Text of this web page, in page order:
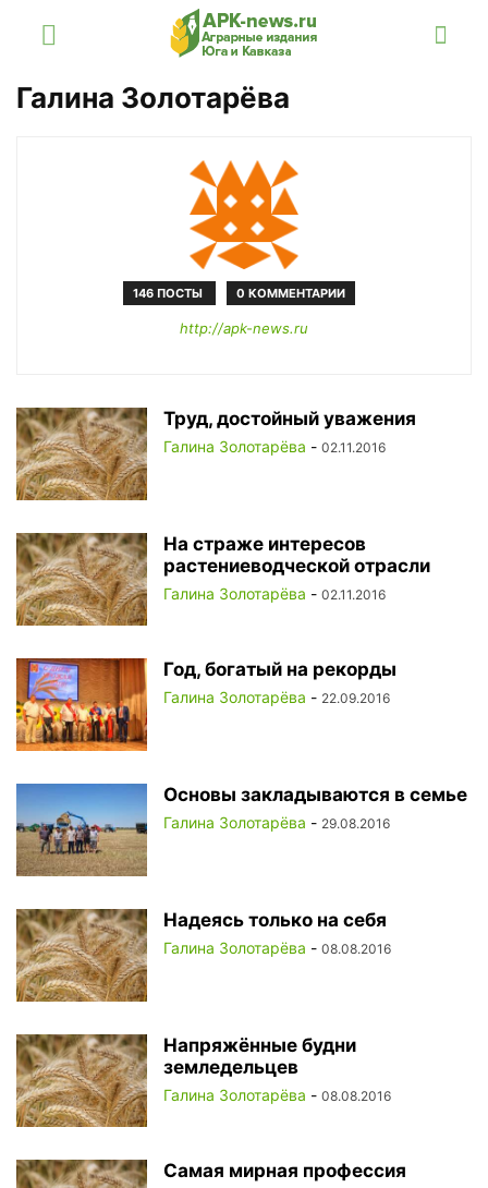
Галина Золотарёва
146 ПОСТЫ 0 КОММЕНТАРИИ
http://apk-news.ru
Труд, достойный уважения
Галина Золотарёва - 02.11.2016
На страже интересов
растениеводческой отрасли
Галина Золотарёва - 02.11.2016
Год, богатый на рекорды
Галина Золотарёва - 22.09.2016
Основы закладываются в семье
Галина Золотарёва - 29.08.2016
Надеясь только на себя
Галина Золотарёва - 08.08.2016
Напряжённые будни
земледельцев
Галина Золотарёва - 08.08.2016
Самая мирная профессия